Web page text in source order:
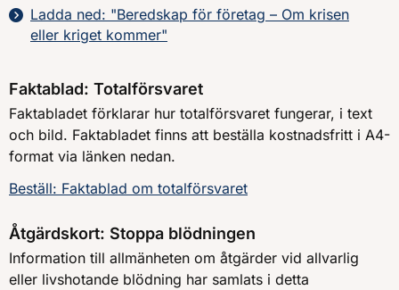
Ladda ned: "Beredskap för företag – Om krisen
eller kriget kommer"
Faktablad: Totalförsvaret
Faktabladet förklarar hur totalförsvaret fungerar, i text
och bild. Faktabladet finns att beställa kostnadsfritt i A4-
format via länken nedan.
Beställ: Faktablad om totalförsvaret
Åtgärdskort: Stoppa blödningen
Information till allmänheten om åtgärder vid allvarlig
eller livshotande blödning har samlats i detta